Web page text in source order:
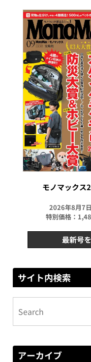
モノマックス
2026年8月7
特別価格：
最新号
サイト内検索
アーカイブ